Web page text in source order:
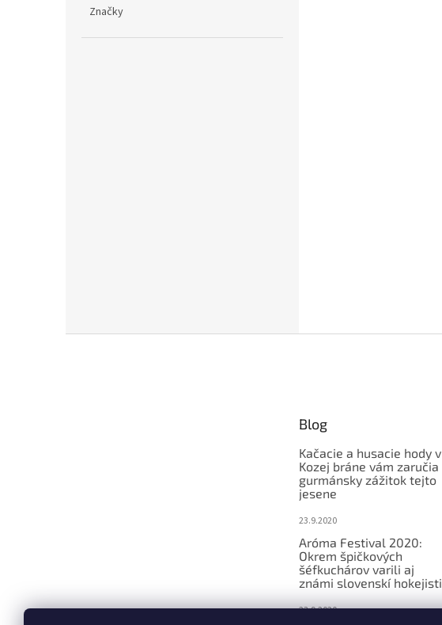
Značky
Blog
Kačacie a husacie hody v
Kozej bráne vám zaručia
gurmánsky zážitok tejto
jesene
23.9.2020
Aróma Festival 2020:
Okrem špičkových
šéfkuchárov varili aj
známi slovenskí hokejisti
23.9.2020